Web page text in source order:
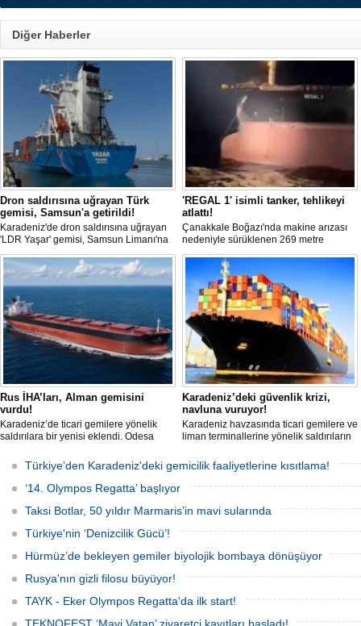
Diğer Haberler
Dron saldırısına uğrayan Türk
gemisi, Samsun'a getirildi!
Karadeniz'de dron saldırısına uğrayan
'LDR Yaşar' gemisi, Samsun Limanı'na
güvenli bir şekilde ulaştı. Saldırıda can
kaybı yaşanmadı, ancak büyük çapta
maddi hasar oluştu.
'REGAL 1' isimli tanker, tehlikeyi
atlattı!
Çanakkale Boğazı'nda makine arızası
nedeniyle sürüklenen 269 metre
uzunluğundaki 'REGAL 1' isimli tanker,
römorkörler yardımıyla Şevketiye Demir
Sahası'na çekilerek kurtarıldı.
Rus İHA’ları, Alman gemisini
vurdu!
Karadeniz’de ticari gemilere yönelik
saldırılara bir yenisi eklendi. Odesa
aldığı Alman işletmesindeki Emil
gemisinde yangın çıktı; teknik sistemler
durunca mürettebat tahliye edildi.
Karadeniz’deki güvenlik krizi,
navluna vuruyor!
Karadeniz havzasında ticari gemilere ve
liman terminallerine yönelik saldırıların
sekteye uğrattı. Risk artışıyla birlikte
ortalama petrol tankeri maliyetleri 300
bin doları aşarken, savaş sigortası
fiyatlarında yüzde 50’yi geçen
Türkiye’den Karadeniz'deki gemicilik faaliyetlerine kısıtlama!
‘14. Olympos Regatta’ başlıyor
Taksi Botlar, 50 yıldır Marmaris’in mavi sularında
Türkiye'nin ‘Denizcilik Gücü’!
Hürmüz’de bekleyen gemiler biyolojik bombaya dönüşüyor
Rusya'nın gizli filosu büyüyor!
TAYK - Eker Olympos Regatta'da ilk start!